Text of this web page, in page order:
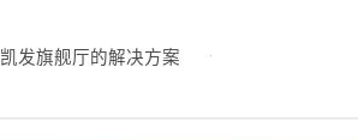
凯发旗舰厅的解决方案